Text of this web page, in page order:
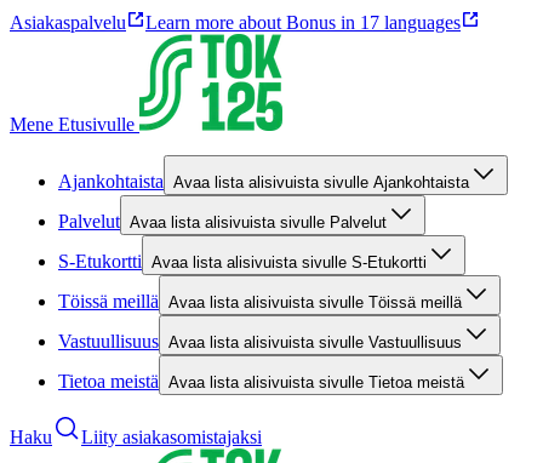
Asiakaspalvelu Learn more about Bonus in 17 languages
Mene Etusivulle
Ajankohtaista Avaa lista alisivuista sivulle Ajankohtaista
Palvelut Avaa lista alisivuista sivulle Palvelut
S-Etukortti Avaa lista alisivuista sivulle S-Etukortti
Töissä meillä Avaa lista alisivuista sivulle Töissä meillä
Vastuullisuus Avaa lista alisivuista sivulle Vastuullisuus
Tietoa meistä Avaa lista alisivuista sivulle Tietoa meistä
Haku Liity asiakasomistajaksi